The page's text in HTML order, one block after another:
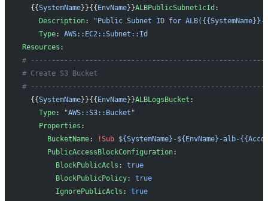
  {{
SystemName}}{{ EnvName}}ALBPublicSubnet1cId :
    Description
:
"Public Subnet ID for
    Type
: AWS::EC2::Subnet::Id
Resources :
#
# Create S3 Bucket
#
  {{
SystemName}}{{ EnvName}}ALBLogsBucket :
    Type
:
"AWS::S3::Bucket"
    Properties
:
      BucketName
: !Sub ${SystemName}-${EnvName}-alb-
      PublicAccessBlockConfiguration
:
        BlockPublicAcls
: true
        BlockPublicPolicy
: true
        IgnorePublicAcls
: true